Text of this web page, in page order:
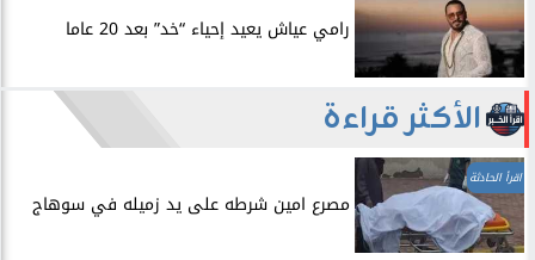
رامي عياش يعيد إحياء “خد” بعد 20 عاما
الأكثر قراءة
اقرأ الحادثة
مصرع امين شرطه على يد زميله في سوهاج